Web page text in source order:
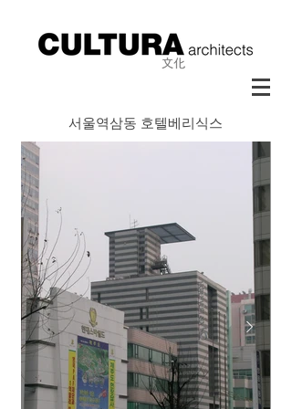
서울역삼동 호텔베리식스